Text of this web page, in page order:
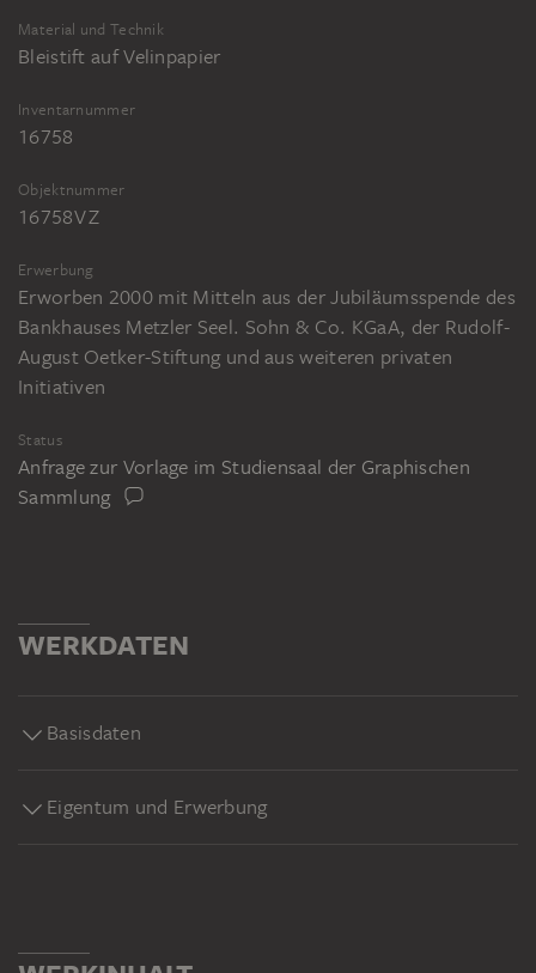
Material und Technik
Bleistift auf Velinpapier
Inventarnummer
16758
Objektnummer
16758V Z
Erwerbung
Erworben 2000 mit Mitteln aus der Jubiläumsspende des
Bankhauses Metzler Seel. Sohn & Co. KGaA, der Rudolf-
August Oetker-Stiftung und aus weiteren privaten
Initiativen
Status
Anfrage zur Vorlage im Studiensaal der Graphischen
Sammlung
WERKDATEN
Basisdaten
Eigentum und Erwerbung